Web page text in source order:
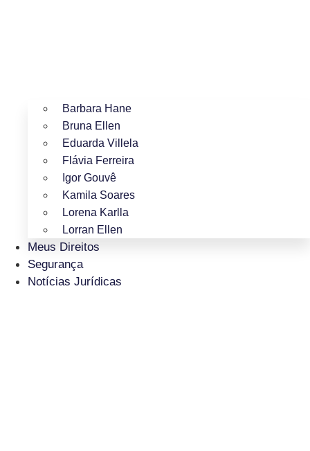
Barbara Hane
Bruna Ellen
Eduarda Villela
Flávia Ferreira
Igor Gouvê
Kamila Soares
Lorena Karlla
Lorran Ellen
Meus Direitos
Segurança
Notícias Jurídicas